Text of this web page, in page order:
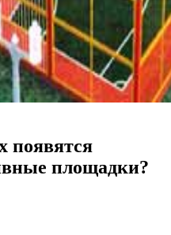
появятся
площадки?